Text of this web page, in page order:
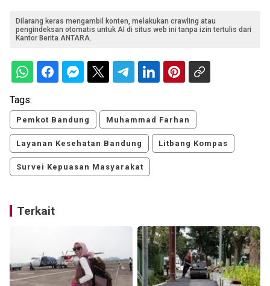
Dilarang keras mengambil konten, melakukan crawling atau
pengindeksan otomatis untuk AI di situs web ini tanpa izin tertulis dari
Kantor Berita ANTARA.
Tags:
Pemkot Bandung Muhammad Farhan
Layanan Kesehatan Bandung Litbang Kompas
Survei Kepuasan Masyarakat
Terkait